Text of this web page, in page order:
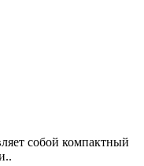
собой компактный